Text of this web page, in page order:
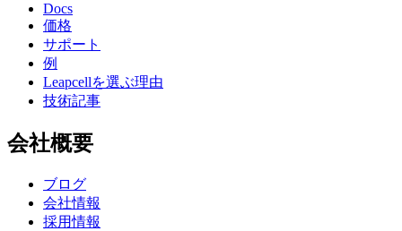
Docs
価格
サポート
例
Leapcellを選ぶ理由
技術記事
会社概要
ブログ
会社情報
採用情報